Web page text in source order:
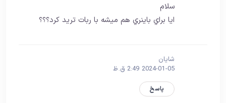
سلام
ايا براي باينري هم ميشه با ربات تريد كرد؟؟؟
شایان
2024-01-05 2:49 ق.ظ
پاسخ